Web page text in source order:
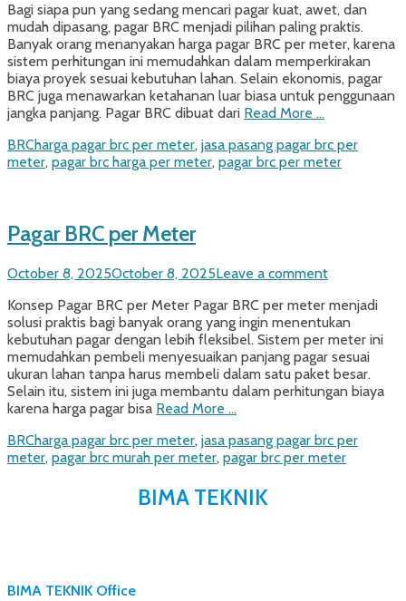
Bagi siapa pun yang sedang mencari pagar kuat, awet, dan
mudah dipasang, pagar BRC menjadi pilihan paling praktis.
Banyak orang menanyakan harga pagar BRC per meter, karena
sistem perhitungan ini memudahkan dalam memperkirakan
biaya proyek sesuai kebutuhan lahan. Selain ekonomis, pagar
BRC juga menawarkan ketahanan luar biasa untuk penggunaan
jangka panjang. Pagar BRC dibuat dari Read More …
Categories
BRCTags
harga pagar brc per meter, jasa pasang pagar brc per
meter, pagar brc harga per meter, pagar brc per meter
Pagar BRC per Meter
Posted
October 8, 2025October 8, 2025Leave a comment
Konsep Pagar BRC per Meter Pagar BRC per meter menjadi
solusi praktis bagi banyak orang yang ingin menentukan
kebutuhan pagar dengan lebih fleksibel. Sistem per meter ini
memudahkan pembeli menyesuaikan panjang pagar sesuai
ukuran lahan tanpa harus membeli dalam satu paket besar.
Selain itu, sistem ini juga membantu dalam perhitungan biaya
karena harga pagar bisa Read More …
Categories
BRCTags
harga pagar brc per meter, jasa pasang pagar brc per
meter, pagar brc murah per meter, pagar brc per meter
BIMA TEKNIK
BIMA TEKNIK Office